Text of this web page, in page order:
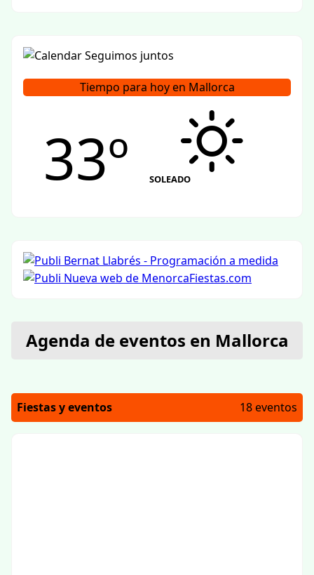
Tiempo para hoy en Mallorca
33º SOLEADO
Agenda de eventos en Mallorca
Fiestas y eventos 18 eventos